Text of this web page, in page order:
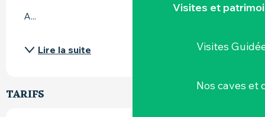
Visites et
Visites
Nos caves et
A...
Lire la suite
TARIFS